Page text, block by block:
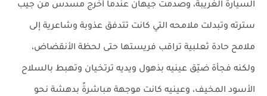
السيارة الغريبة، وصدمت جيهان عندما أخرج مسدس من جيب
سترته وتبدلت ملامحه التي كانت تتدفق عذوبة وشاعرية إلى
ملامح حادة ثعلبية تراقب فريستها حتى لحظة الأنقضاض،
ولكنه فجأة ضيّق عينيه بذهول ويديه ترتخيان وتهبط بالسلاح
الأسود المخيف، وعينيه كانت موجهة مباشرةً بدهشة نحو